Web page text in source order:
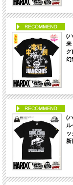
(
来
ク
幻
(
ル
新